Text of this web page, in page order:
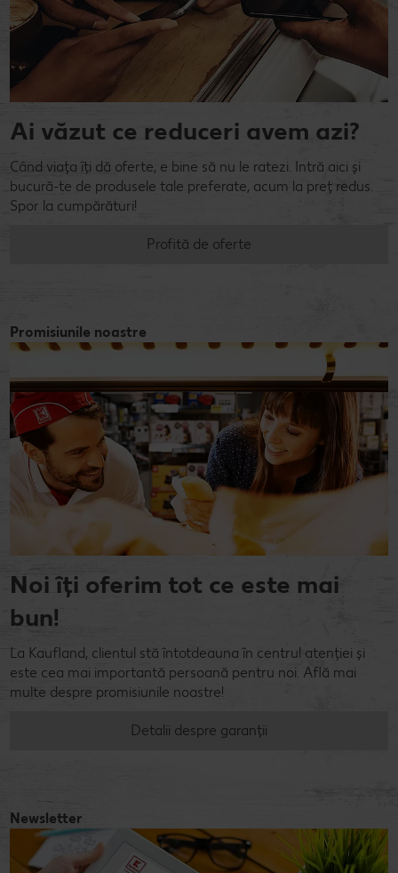
Ai văzut ce reduceri avem azi?
Când viața îți dă oferte, e bine să nu le ratezi. Intră aici și
bucură-te de produsele tale preferate, acum la preț redus.
Spor la cumpărături!
Profită de oferte
Promisiunile noastre
Noi îți oferim tot ce este mai
bun!
La Kaufland, clientul stă întotdeauna în centrul atenției și
este cea mai importantă persoană pentru noi. Află mai
multe despre promisiunile noastre!
Detalii despre garanții
Newsletter